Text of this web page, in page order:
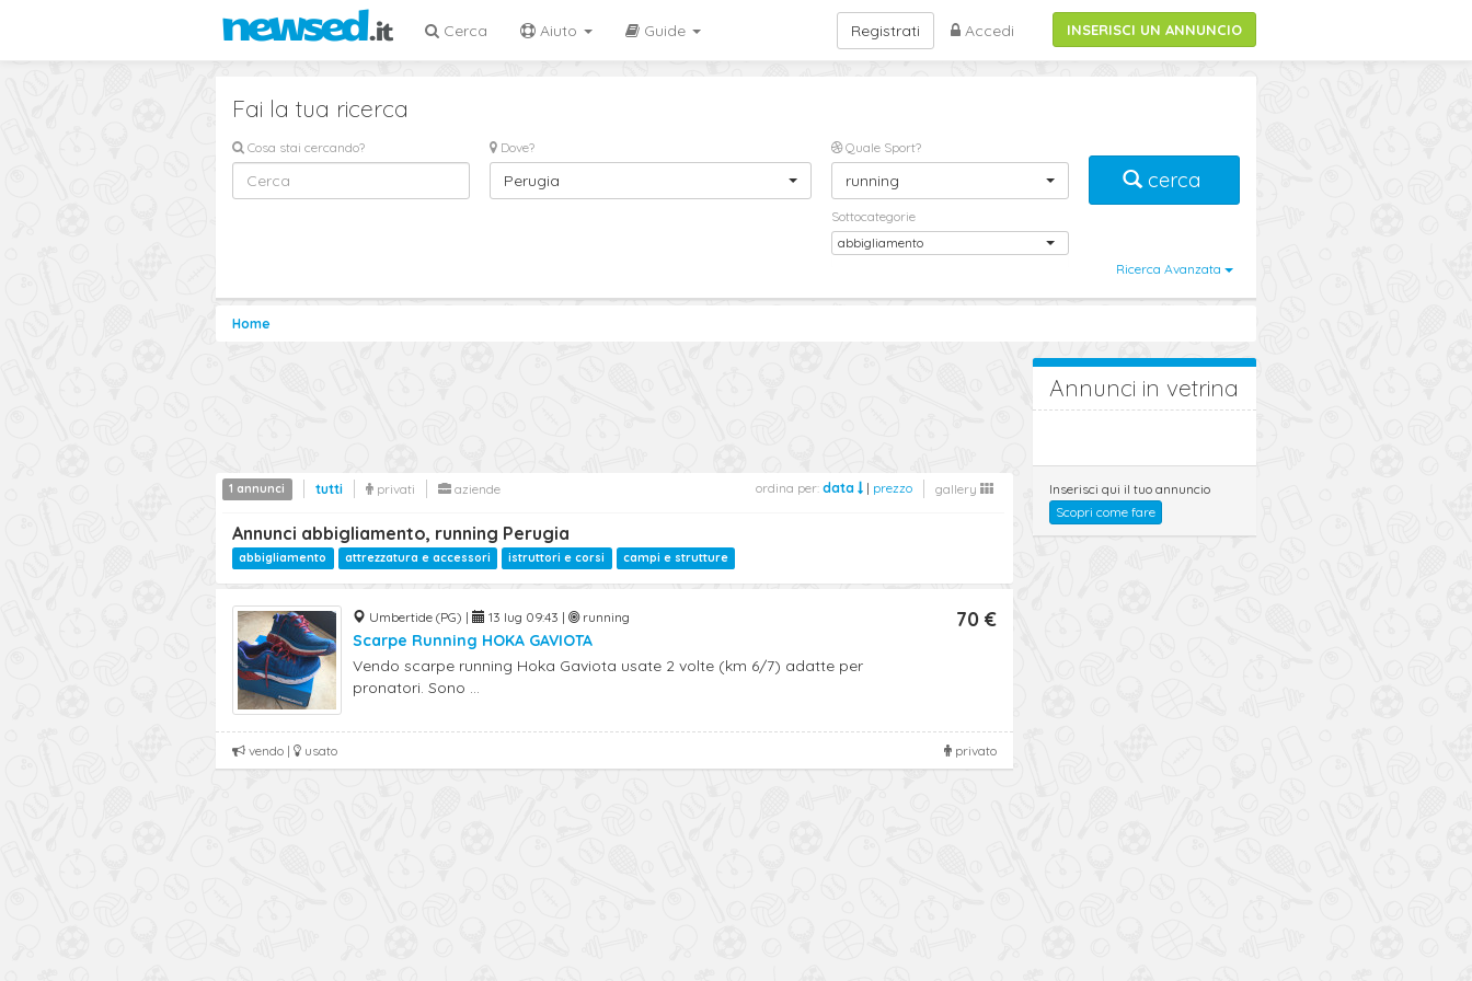
INSERISCI UN ANNUNCIO
Cerca Aiuto Guide Accedi
Registrati
Fai la tua ricerca
Cosa stai cercando? Dove?
Perugia
Quale Sport?
running
Sottocategorie
abbigliamento
cerca
Ricerca Avanzata
Home
tutti privati aziende
1 annunci ordina per: data | prezzo gallery
Annunci abbigliamento, running Perugia
abbigliamento attrezzatura e accessori istruttori e corsi campi e strutture
Umbertide (PG) | 13 lug 09:43 | running
Scarpe Running HOKA GAVIOTA
Vendo scarpe running Hoka Gaviota usate 2 volte (km 6/7) adatte per
pronatori. Sono ...
70 €
privato
vendo | usato
Annunci in vetrina
Inserisci qui il tuo annuncio
Scopri come fare